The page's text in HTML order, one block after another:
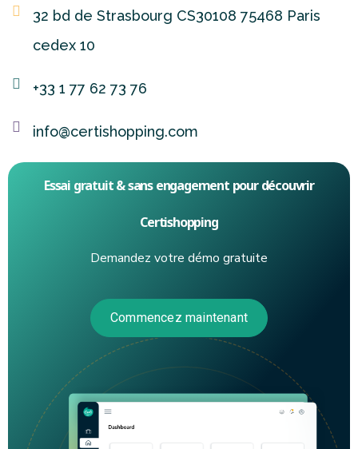
32 bd de Strasbourg CS30108 75468 Paris
cedex 10
+33 1 77 62 73 76
info@certishopping.com
Essai gratuit & sans engagement pour découvrir
Certishopping
Demandez votre démo gratuite
Commencez maintenant